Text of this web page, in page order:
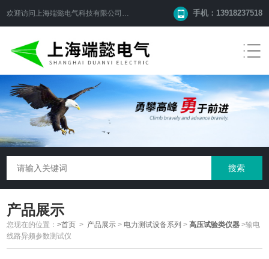
欢迎访问 上海端懿电气科技有限公司 网站！ 手机：13918237518
产品展示
您现在的位置：>首页 > 产品展示 > 电力测试设备系列 >高压试验类仪器 >输电
线路异频参数测试仪